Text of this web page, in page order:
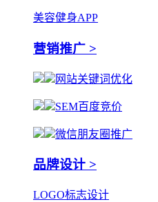
美容健身APP
营销推广 >
网站关键词优化
SEM百度竞价
微信朋友圈推广
品牌设计 >
LOGO标志设计